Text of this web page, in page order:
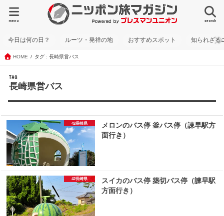
search
menu
今日は何の日？ ルーツ・発祥の地 おすすめスポット 知られざる
HOME タグ : 長崎県営バス
TAG
長崎県営バス
42長崎県
メロンのバス停 釜バス停（諫早駅方
面行き）
42長崎県
スイカのバス停 築切バス停（諫早駅
方面行き）